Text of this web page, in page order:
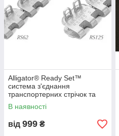
Alligator® Ready Set™
система з'єднання
транспортерних стрічок та
ременів ( RS62, RS125 та
RS187)
В наявності
від 999 ₴